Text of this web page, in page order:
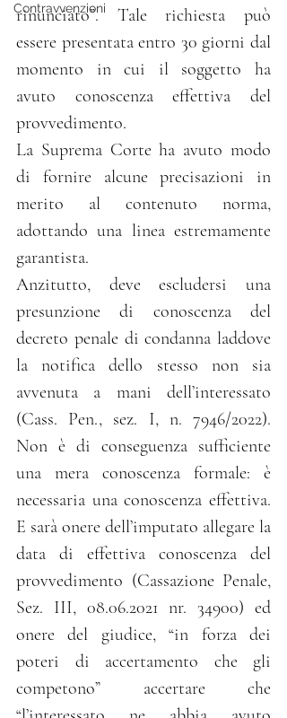
Contravvenzioni
rinunciato”. Tale richiesta può
essere presentata entro 30 giorni dal
momento in cui il soggetto ha
avuto conoscenza effettiva del
provvedimento.
La Suprema Corte ha avuto modo
di fornire alcune precisazioni in
merito al contenuto norma,
adottando una linea estremamente
garantista.
Anzitutto, deve escludersi una
presunzione di conoscenza del
decreto penale di condanna laddove
la notifica dello stesso non sia
avvenuta a mani dell’interessato
(Cass. Pen., sez. I, n. 7946/2022).
Non è di conseguenza sufficiente
una mera conoscenza formale: è
necessaria una conoscenza effettiva.
E sarà onere dell’imputato allegare la
data di effettiva conoscenza del
provvedimento (Cassazione Penale,
Sez. III, 08.06.2021 nr. 34900) ed
onere del giudice, “in forza dei
poteri di accertamento che gli
competono” accertare che